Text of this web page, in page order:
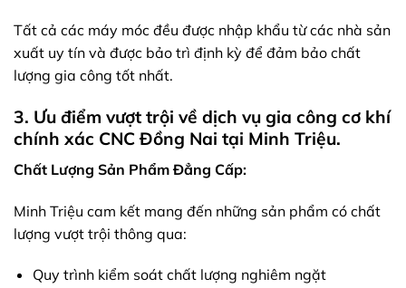
Tất cả các máy móc đều được nhập khẩu từ các nhà sản
xuất uy tín và được bảo trì định kỳ để đảm bảo chất
lượng gia công tốt nhất.
3. Ưu điểm vượt trội về dịch vụ gia công cơ khí
chính xác CNC Đồng Nai tại Minh Triệu.
Chất Lượng Sản Phẩm Đẳng Cấp:
Minh Triệu cam kết mang đến những sản phẩm có chất
lượng vượt trội thông qua:
Quy trình kiểm soát chất lượng nghiêm ngặt